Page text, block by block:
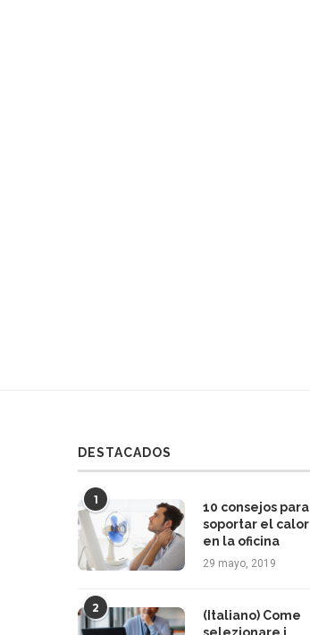
DESTACADOS
1
10 consejos para
soportar el calor
en la oficina
29 mayo, 2019
2
(Italiano) Come